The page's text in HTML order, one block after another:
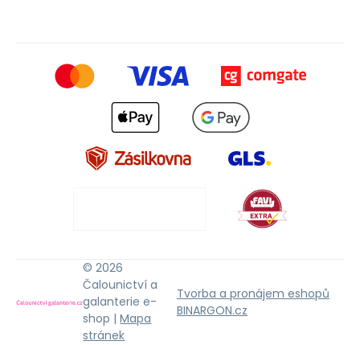
© 2026
Čalounictví a
galanterie e-
shop |Mapa
stránek
Tvorba a pronájem eshopů
BINARGON.cz